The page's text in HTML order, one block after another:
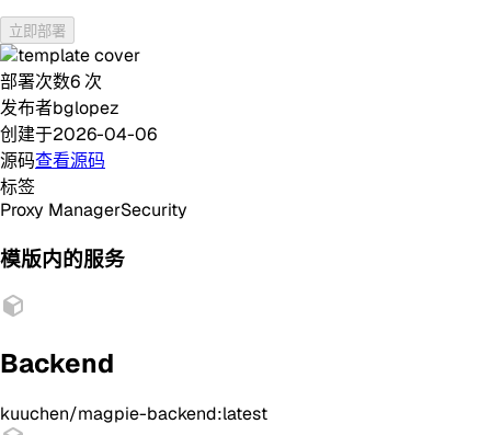
立即部署
部署次数6 次
发布者bglopez
创建于2026-04-06
源码查看源码
标签
Proxy ManagerSecurity
模版内的服务
Backend
kuuchen/magpie-backend:latest